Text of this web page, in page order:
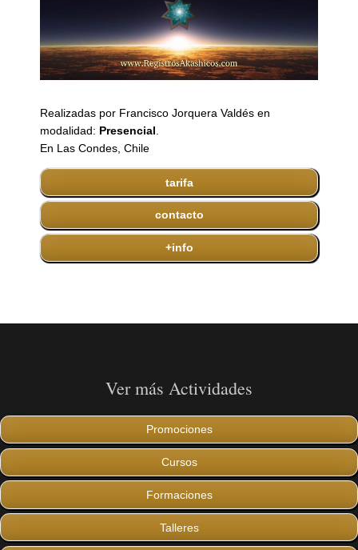
Realizadas por Francisco Jorquera Valdés en
modalidad: Presencial
En Las Condes, Chile
tarifa
contacto
+info
Ver más Actividades
Promociones
Cursos
Formaciones
Talleres